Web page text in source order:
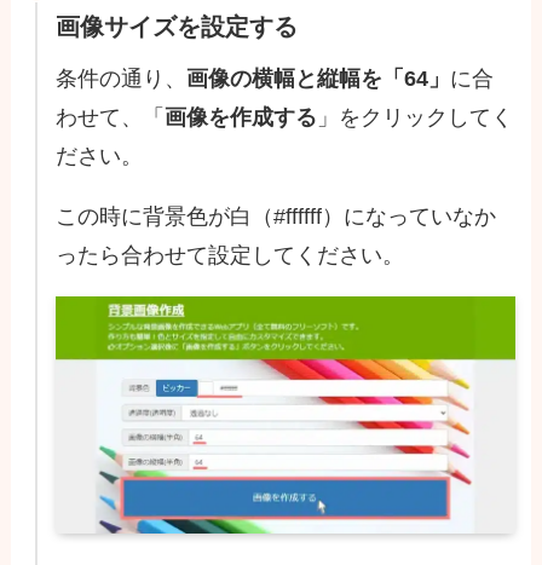
画像サイズを設定する
条件の通り、画像の横幅と縦幅を「64」 に合
わせて、「画像を作成する 」をクリックしてく
ださい。
この時に背景色が白（#ffffff）になっていなか
ったら合わせて設定してください。